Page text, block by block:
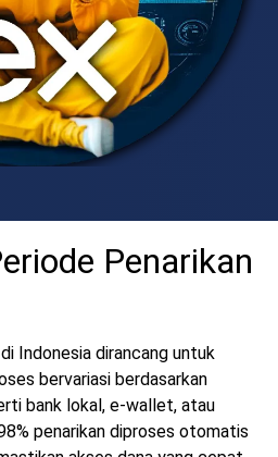
Penarikan
Indonesia dirancang untuk
bervariasi berdasarkan
bank lokal, e-wallet, atau
penarikan diproses otomatis